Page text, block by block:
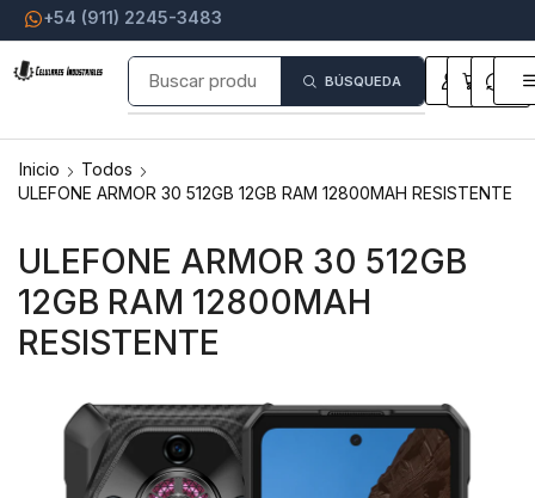
+54 (911) 2245-3483
BÚSQUEDA
Inicio
Todos
ULEFONE ARMOR 30 512GB 12GB RAM 12800MAH RESISTENTE
ULEFONE ARMOR 30 512GB
12GB RAM 12800MAH
RESISTENTE